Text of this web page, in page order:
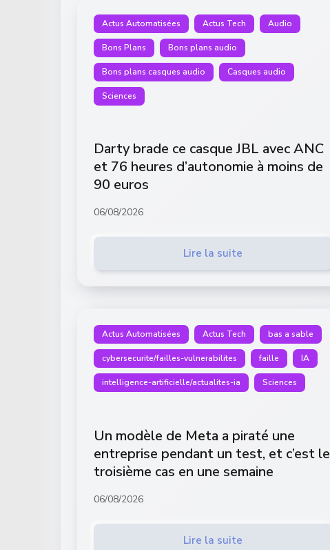
Actus Automatisées Actus Tech Audio
Bons Plans Bons plans audio
Bons plans casques audio Casques audio
Sciences
Darty brade ce casque JBL avec ANC
et 76 heures d’autonomie à moins de
90 euros
06/08/2026
Lire la suite
Actus Automatisées Actus Tech bas a sable
cybersecurite/failles-vulnerabilites faille IA
intelligence-artificielle/actualites-ia Sciences
Un modèle de Meta a piraté une
entreprise pendant un test, et c’est le
troisième cas en une semaine
06/08/2026
Lire la suite